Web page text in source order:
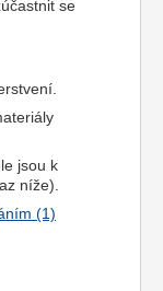
se
jsou k
níže).
(1)